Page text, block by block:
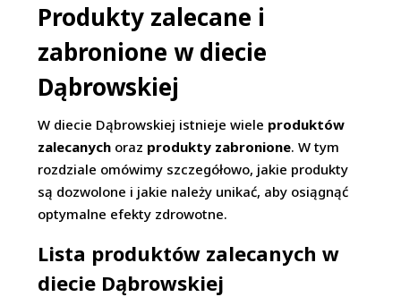
Produkty zalecane i
zabronione w diecie
Dąbrowskiej
W diecie Dąbrowskiej istnieje wiele produktów
zalecanych oraz produkty zabronione. W tym
rozdziale omówimy szczegółowo, jakie produkty
są dozwolone i jakie należy unikać, aby osiągnąć
optymalne efekty zdrowotne.
Lista produktów zalecanych w
diecie Dąbrowskiej